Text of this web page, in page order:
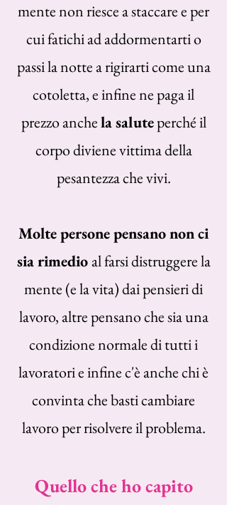
mente non riesce a staccare e per
cui fatichi ad addormentarti o
passi la notte a rigirarti come una
cotoletta, e infine ne paga il
prezzo anchela saluteperché il
corpo diviene vittima della
pesantezza che vivi.
Molte persone pensano non ci
sia rimedioal farsi distruggere la
mente (e la vita) dai pensieri di
lavoro, altre pensano che sia una
condizione normale di tutti i
lavoratori e infine c'è anche chi è
convinta che basti cambiare
lavoro per risolvere il problema.
Quello che ho capito